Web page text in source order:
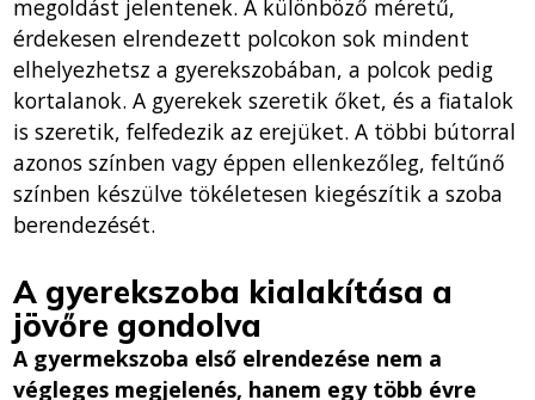
megoldást jelentenek. A különböző méretű,
érdekesen elrendezett polcokon sok mindent
elhelyezhetsz a gyerekszobában, a polcok pedig
kortalanok. A gyerekek szeretik őket, és a fiatalok
is szeretik, felfedezik az erejüket. A többi bútorral
azonos színben vagy éppen ellenkezőleg, feltűnő
színben készülve tökéletesen kiegészítik a szoba
berendezését.
A gyerekszoba kialakítása a
jövőre gondolva
A gyermekszoba első elrendezése nem a
végleges megjelenés, hanem egy több évre